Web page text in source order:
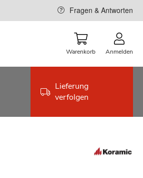
Fragen & Antworten
Warenkorb Anmelden
Lieferung
verfolgen